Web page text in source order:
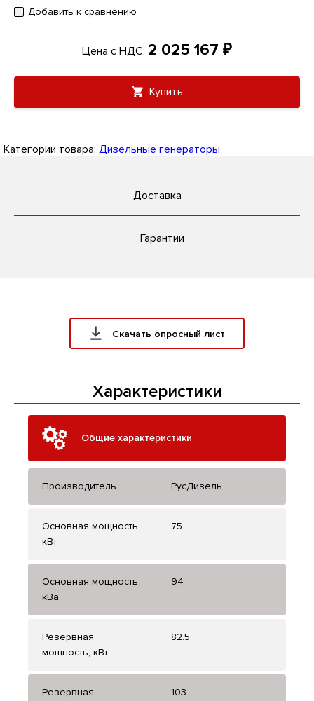
Добавить к сравнению
Цена с НДС: 2 025 167 ₽
Купить
Категории товара: Дизельные генераторы
Доставка
Гарантии
Скачать опросный лист
Характеристики
Общие характеристики
Производитель РусДизель
Основная мощность,
кВт
75
Основная мощность,
кВа
94
Резервная
мощность, кВт
82.5
Резервная
103